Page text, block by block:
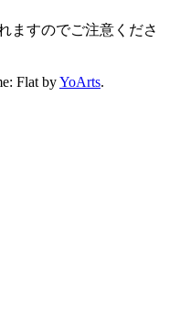
ますのでご注意くださ
Flat byYoArts.